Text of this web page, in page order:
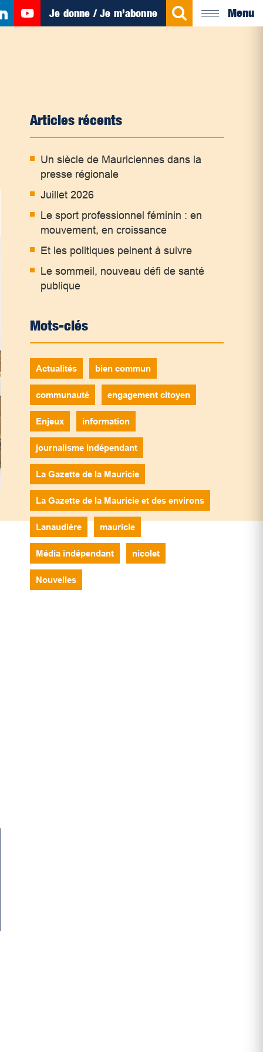
Je donne / Je m’abonne Menu
Articles récents
Un siècle de Mauriciennes dans la
presse régionale
Juillet 2026
Le sport professionnel féminin : en
mouvement, en croissance
Et les politiques peinent à suivre
Le sommeil, nouveau défi de santé
publique
Mots-clés
Actualités bien commun
communauté engagement citoyen
Enjeux information
journalisme indépendant
La Gazette de la Mauricie
La Gazette de la Mauricie et des environs
Lanaudière mauricie
Média indépendant nicolet
Nouvelles